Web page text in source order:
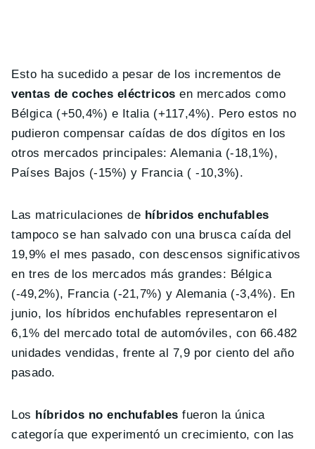
Esto ha sucedido a pesar de los incrementos de
ventas de coches eléctricos en mercados como
Bélgica (+50,4%) e Italia (+117,4%). Pero estos no
pudieron compensar caídas de dos dígitos en los
otros mercados principales: Alemania (-18,1%),
Países Bajos (-15%) y Francia ( -10,3%).
Las matriculaciones de híbridos enchufables
tampoco se han salvado con una brusca caída del
19,9% el mes pasado, con descensos significativos
en tres de los mercados más grandes: Bélgica
(-49,2%), Francia (-21,7%) y Alemania (-3,4%). En
junio, los híbridos enchufables representaron el
6,1% del mercado total de automóviles, con 66.482
unidades vendidas, frente al 7,9 por ciento del año
pasado.
Los híbridos no enchufables fueron la única
categoría que experimentó un crecimiento, con las